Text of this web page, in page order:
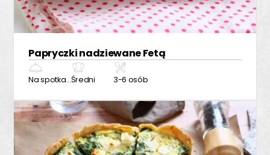
Papryczki nadziewane Fetą
Na spotkanie z przyjaciółmiŚredni 3-6 osób